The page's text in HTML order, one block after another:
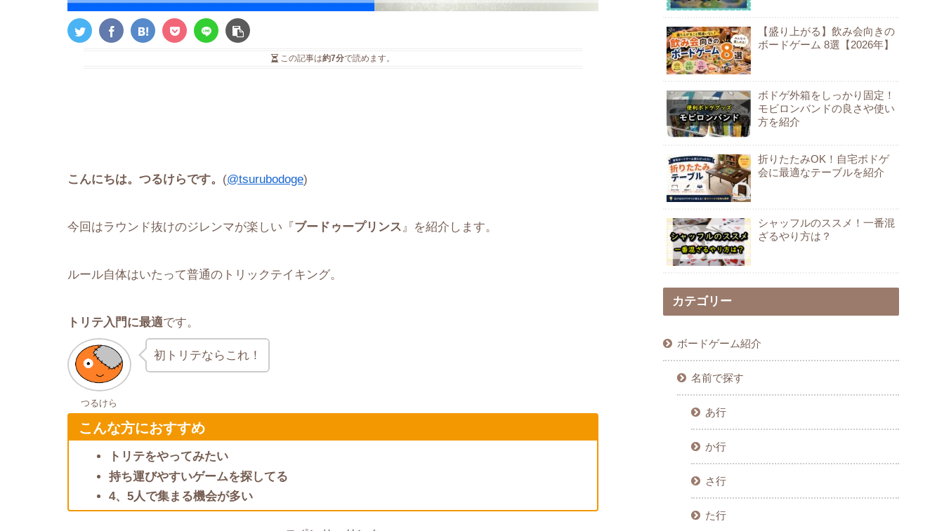
この記事は約7分で読めます。
こんにちは。つるけらです。 (@tsurubodoge)
今回はラウンド抜けのジレンマが楽しい『ブードゥープリンス』を紹介します。
ルール自体はいたって普通のトリックテイキング。
トリテ入門に最適です。
つるけら
初トリテならこれ！
こんな方におすすめ
トリテをやってみたい
持ち運びやすいゲームを探してる
4、5人で集まる機会が多い
【盛り上がる】飲み会向きの
ボードゲーム 8選【2026年】
ボドゲ外箱をしっかり固定！
モビロンバンドの良さや使い
方を紹介
折りたたみOK！自宅ボドゲ
会に最適なテーブルを紹介
シャッフルのススメ！一番混
ざるやり方は？
カテゴリー
ボードゲーム紹介
名前で探す
あ行
か行
さ行
た行